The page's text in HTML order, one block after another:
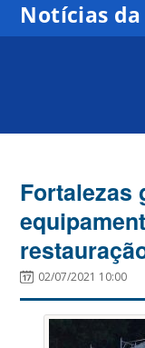
Notícias da
Fortalezas
02/07/2021 10:00